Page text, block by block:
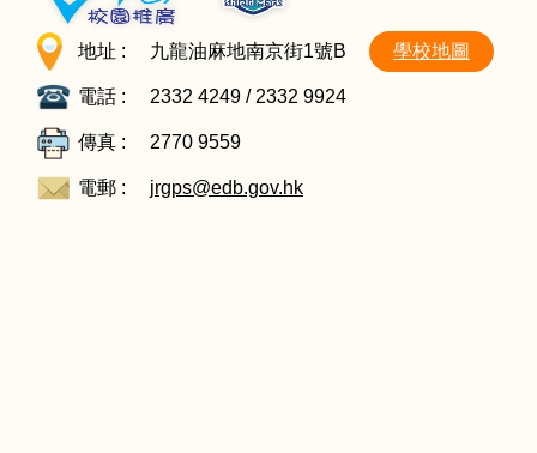
地址 : 九龍油麻地南京街1號B 學校地圖
電話 : 2332 4249 / 2332 9924
傳真 : 2770 9559
電郵 : jrgps@edb.gov.hk